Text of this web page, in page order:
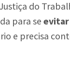
do
para se evitar
e precisa